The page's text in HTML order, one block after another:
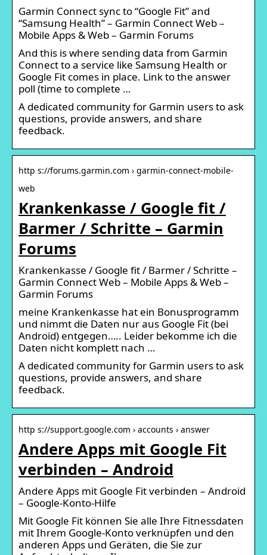
Garmin Connect sync to “Google Fit” and
“Samsung Health” – Garmin Connect Web –
Mobile Apps & Web – Garmin Forums
And this is where sending data from Garmin
Connect to a service like Samsung Health or
Google Fit comes in place. Link to the answer
poll (time to complete …
A dedicated community for Garmin users to ask
questions, provide answers, and share
feedback.
http s://forums.garmin.com › garmin-connect-mobile-
web
Krankenkasse / Google fit /
Barmer / Schritte – Garmin
Forums
Krankenkasse / Google fit / Barmer / Schritte –
Garmin Connect Web – Mobile Apps & Web –
Garmin Forums
meine Krankenkasse hat ein Bonusprogramm
und nimmt die Daten nur aus Google Fit (bei
Android) entgegen….. Leider bekomme ich die
Daten nicht komplett nach …
A dedicated community for Garmin users to ask
questions, provide answers, and share
feedback.
http s://support.google.com › accounts › answer
Andere Apps mit Google Fit
verbinden – Android
Andere Apps mit Google Fit verbinden – Android
– Google-Konto-Hilfe
Mit Google Fit können Sie alle Ihre Fitnessdaten
mit Ihrem Google-Konto verknüpfen und den
anderen Apps und Geräten, die Sie zur